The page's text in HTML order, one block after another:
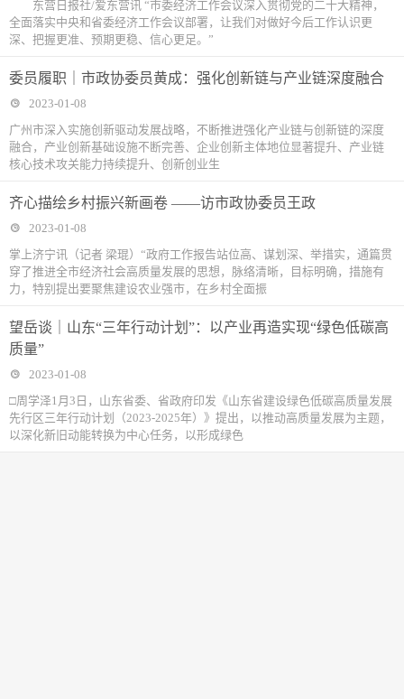
东营日报社/爱东营讯 “市委经济工作会议深入贯彻党的二十大精神，
全面落实中央和省委经济工作会议部署，让我们对做好今后工作认识更
深、把握更准、预期更稳、信心更足。”
委员履职｜市政协委员黄成：强化创新链与产业链深度融合
2023-01-08
广州市深入实施创新驱动发展战略，不断推进强化产业链与创新链的深度
融合，产业创新基础设施不断完善、企业创新主体地位显著提升、产业链
核心技术攻关能力持续提升、创新创业生
齐心描绘乡村振兴新画卷 ——访市政协委员王政
2023-01-08
掌上济宁讯（记者 梁琨）“政府工作报告站位高、谋划深、举措实，通篇贯
穿了推进全市经济社会高质量发展的思想，脉络清晰，目标明确，措施有
力，特别提出要聚焦建设农业强市，在乡村全面振
望岳谈｜山东“三年行动计划”：以产业再造实现“绿色低碳高
质量”
2023-01-08
□周学泽1月3日，山东省委、省政府印发《山东省建设绿色低碳高质量发展
先行区三年行动计划（2023-2025年）》提出，以推动高质量发展为主题，
以深化新旧动能转换为中心任务，以形成绿色